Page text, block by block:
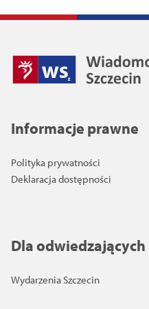
Informacje prawne
Polityka prywatności
Deklaracja dostępności
Dla odwiedzających
Wydarzenia Szczecin